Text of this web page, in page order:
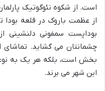
است. از شکوه نئوگوتیک
از عظمت باروک در قلعه بودا
بوداپست سمفونی
چشمانتان می گشاید. تماشای
بخش است، بلکه هر یک به
این شهر می برند.